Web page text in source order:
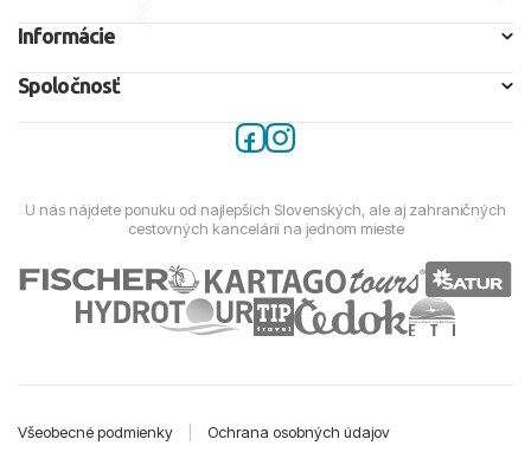
Informácie
Spoločnosť
U nás nájdete ponuku od najlepších Slovenských, ale aj zahraničných
cestovných kancelárií na jednom mieste
Všeobecné podmienky Ochrana osobných údajov